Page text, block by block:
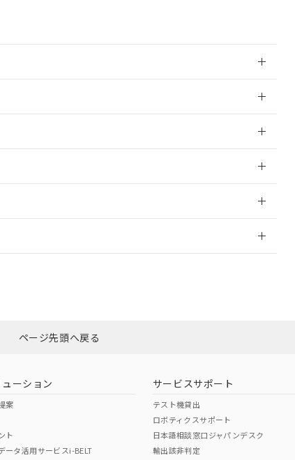
ちらページ先頭へ戻る
ューション
案
ト
ータ活用サービスi-BELT
サービスサポート
テスト機貸出
ロボティクスサポート
日本語相談窓口ジャパンデスク
輸出該非判定